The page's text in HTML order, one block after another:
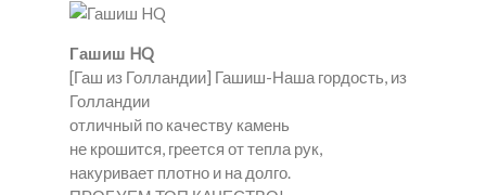
Гашиш HQ
[Гаш из Голландии] Гашиш-Наша гордость, из
Голландии
отличный по качеству камень
не крошится, греется от тепла рук,
накуривает плотно и на долго.